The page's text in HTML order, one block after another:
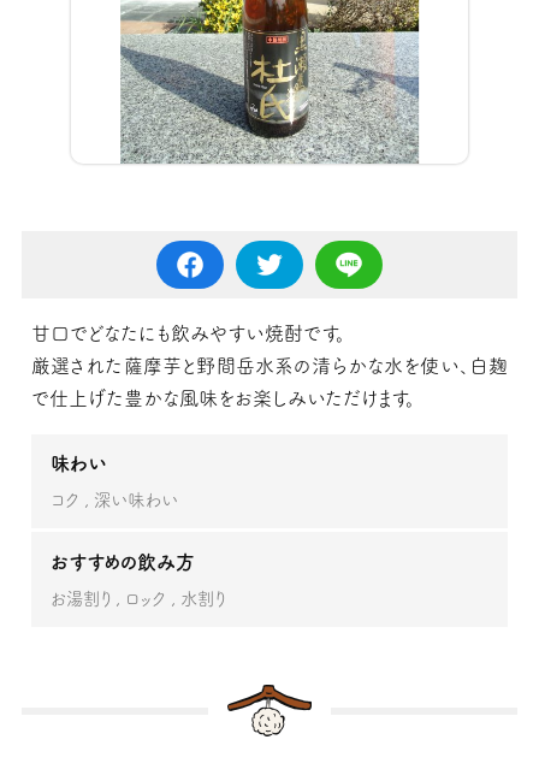
甘口でどなたにも飲みやすい焼酎です。
厳選された薩摩芋と野間岳水系の清らかな水を使い、白麹
で仕上げた豊かな風味をお楽しみいただけます。
味わい
コク 深い味わい
おすすめの飲み方
お湯割り ロック 水割り